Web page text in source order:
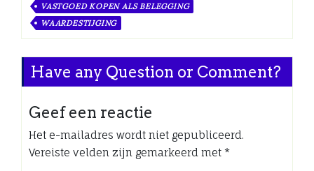
VASTGOED KOPEN ALS BELEGGING
WAARDESTIJGING
Have any Question or Comment?
Geef een reactie
Het e-mailadres wordt niet gepubliceerd.
Vereiste velden zijn gemarkeerd met *